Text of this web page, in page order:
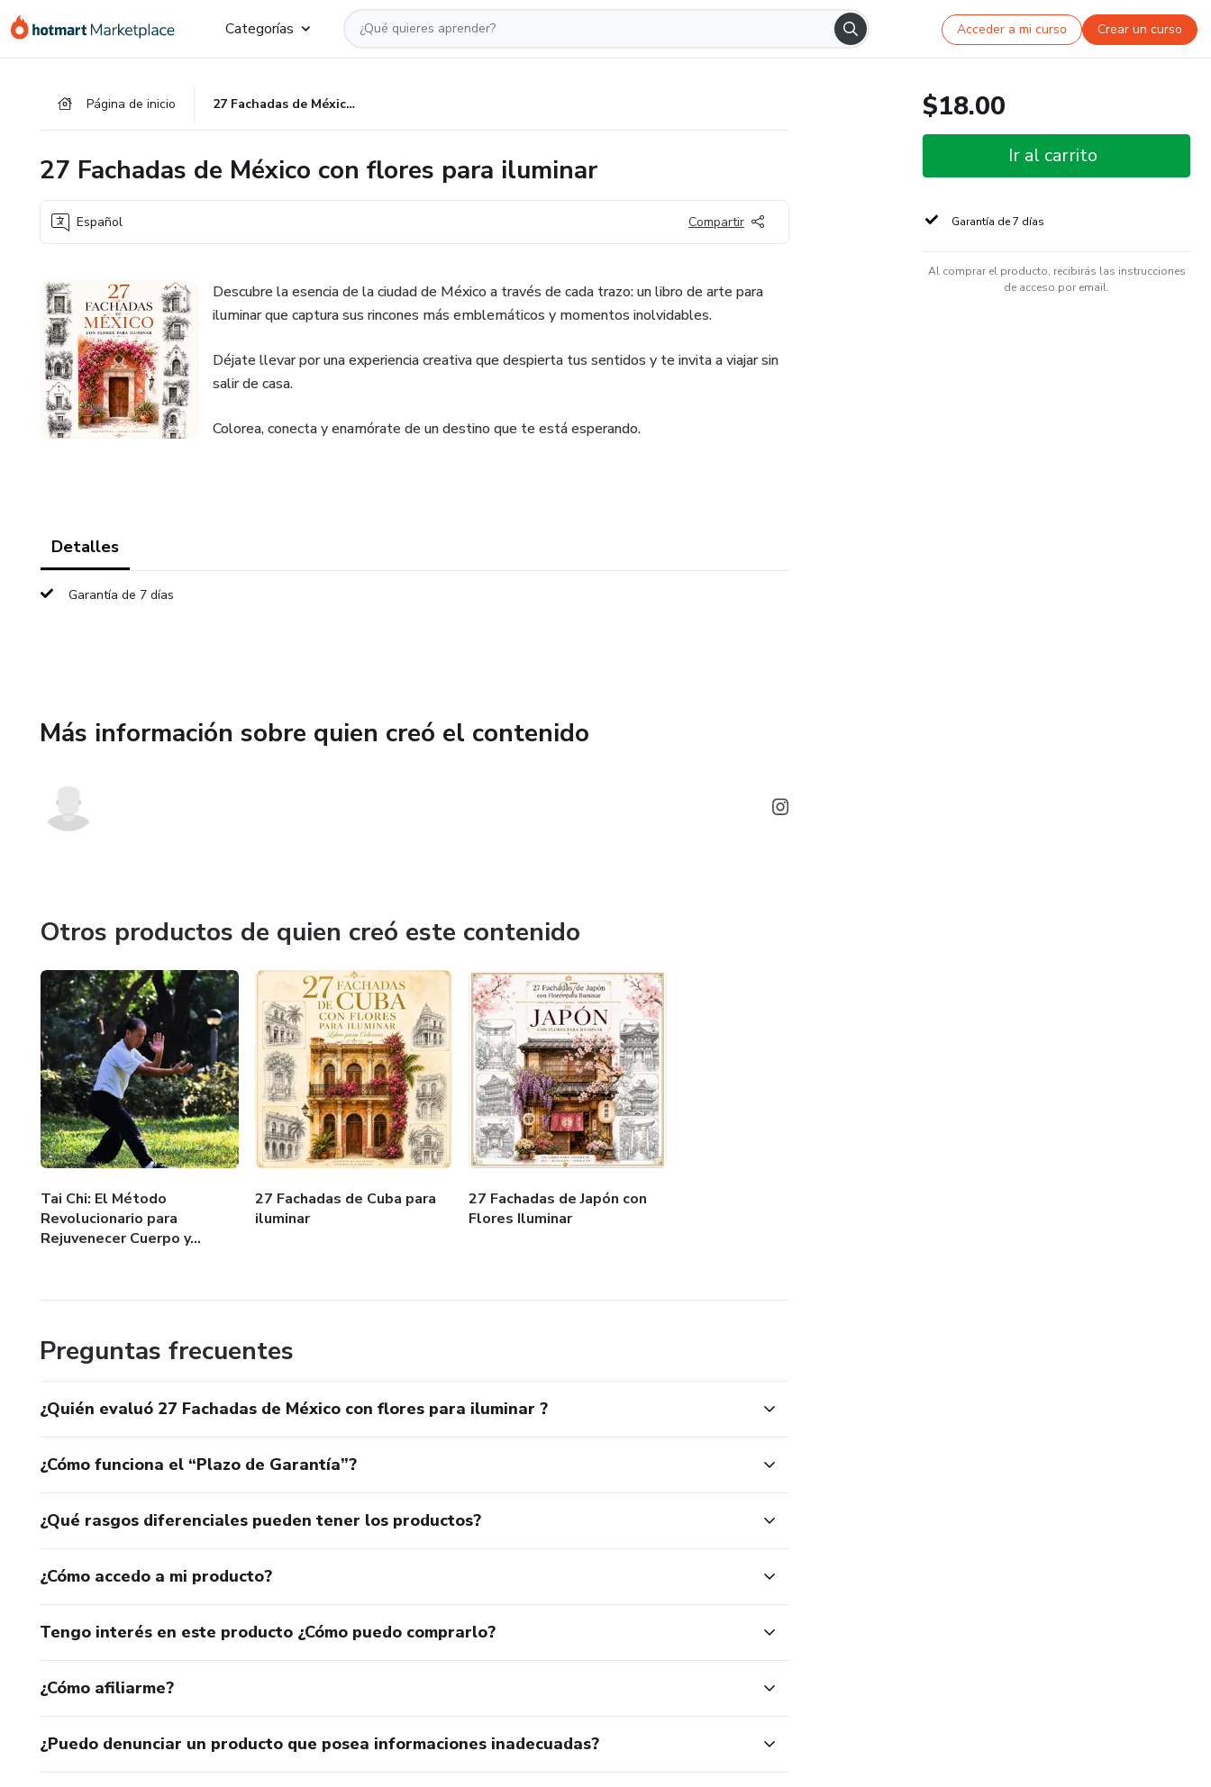
Categorías Acceder a mi curso Crear un curso
Página de inicio 27 Fachadas de México con flores para iluminar
27 Fachadas de México con flores para iluminar
Español Compartir
Descubre la esencia de la ciudad de México a través de cada trazo: un libro de arte para
iluminar que captura sus rincones más emblemáticos y momentos inolvidables.
Déjate llevar por una experiencia creativa que despierta tus sentidos y te invita a viajar sin
salir de casa.
Colorea, conecta y enamórate de un destino que te está esperando.
Detalles
Garantía de 7 días
Más información sobre quien creó el contenido
Otros productos de quien creó este contenido
Tai Chi: El Método
Revolucionario para
Rejuvenecer Cuerpo y...
27 Fachadas de Cuba para
iluminar
27 Fachadas de Japón con
Flores Iluminar
Preguntas frecuentes
¿Quién evaluó 27 Fachadas de México con flores para iluminar ?
¿Cómo funciona el “Plazo de Garantía”?
¿Qué rasgos diferenciales pueden tener los productos?
¿Cómo accedo a mi producto?
Tengo interés en este producto ¿Cómo puedo comprarlo?
¿Cómo afiliarme?
¿Puedo denunciar un producto que posea informaciones inadecuadas?
$18.00
Ir al carrito
Garantía de 7 días
Al comprar el producto, recibirás las instrucciones
de acceso por email.